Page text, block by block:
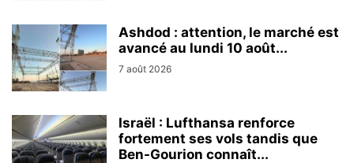
Ashdod : attention, le marché est
avancé au lundi 10 août...
7 août 2026
Israël : Lufthansa renforce
fortement ses vols tandis que
Ben-Gourion connaît...